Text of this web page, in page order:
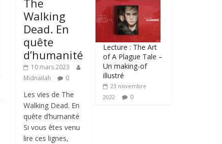
The
Walking
Dead. En
quête
d’humanité
10 mars 2023
Midnailah
0
Les vies de The
Walking Dead. En
quête d’humanité
Si vous êtes venu
lire ces lignes,
Lecture : The Art
of A Plague Tale –
Un making-of
illustré
23 novembre
2022
0